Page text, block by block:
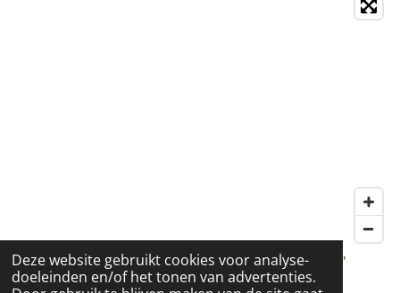
Deze website gebruikt cookies voor analyse-
doeleinden en/of het tonen van advertenties.
© 2018 - 2022 Spirituele cadeaushop Marion Vdf L'
Espoir